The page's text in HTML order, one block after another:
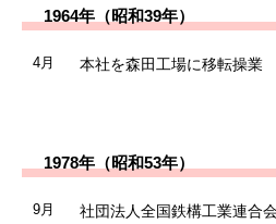
1964年（昭和39年）
4月 本社を森田工場に移転操業
1978年（昭和53年）
9月
社団法人全国鉄構工業連合